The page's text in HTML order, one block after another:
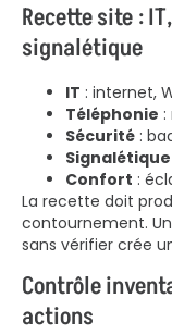
Recette site :
signalétique
IT : internet,
Téléphonie
Sécurité :
Signalétique
Confort :
La recette doit
contournement.
sans vérifier crée
Contrôle
actions